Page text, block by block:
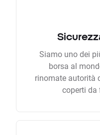
Siamo uno dei
borsa al
rinomate autorità
coperti da